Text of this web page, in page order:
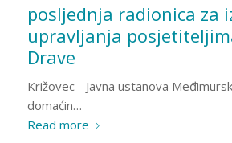
posljednja radionica za
upravljanja
Drave
Križovec - Javna ustanova
domaćin…
Read more